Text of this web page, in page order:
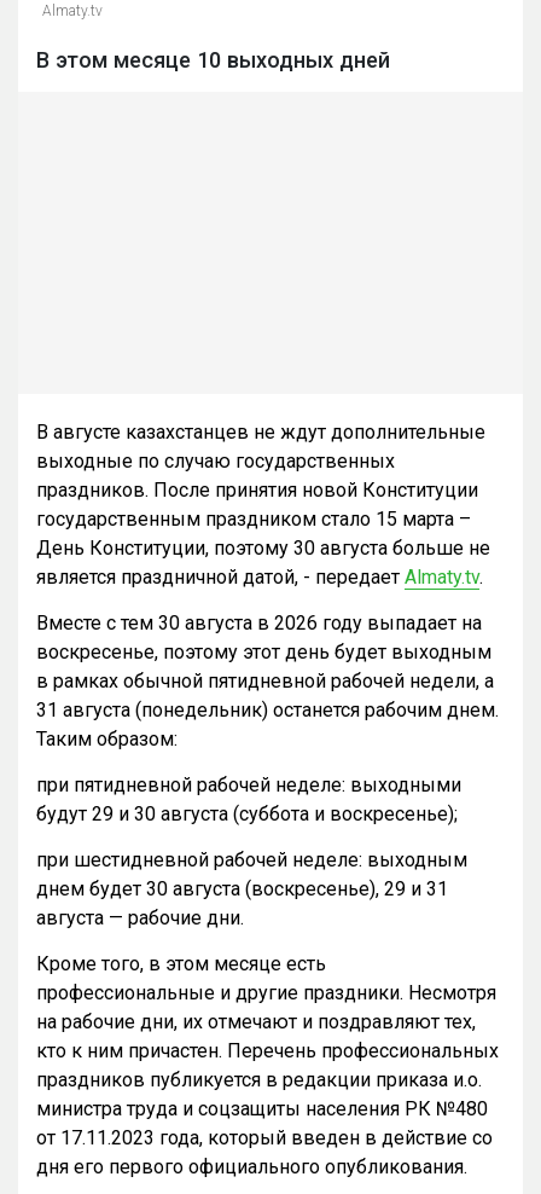
Almaty.tv
В этом месяце 10 выходных дней
В августе казахстанцев не ждут дополнительные
выходные по случаю государственных
праздников. После принятия новой Конституции
государственным праздником стало 15 марта –
День Конституции, поэтому 30 августа больше не
является праздничной датой, - передает Almaty.tv.
Вместе с тем 30 августа в 2026 году выпадает на
воскресенье, поэтому этот день будет выходным
в рамках обычной пятидневной рабочей недели, а
31 августа (понедельник) останется рабочим днем.
Таким образом:
при пятидневной рабочей неделе: выходными
будут 29 и 30 августа (суббота и воскресенье);
при шестидневной рабочей неделе: выходным
днем будет 30 августа (воскресенье), 29 и 31
августа — рабочие дни.
Кроме того, в этом месяце есть
профессиональные и другие праздники. Несмотря
на рабочие дни, их отмечают и поздравляют тех,
кто к ним причастен. Перечень профессиональных
праздников публикуется в редакции приказа и.о.
министра труда и соцзащиты населения РК №480
от 17.11.2023 года, который введен в действие со
дня его первого официального опубликования.